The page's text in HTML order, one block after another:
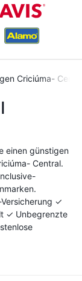
Criciúma-
einen günstigen
Central.
✓
✓ Unbegrenzte